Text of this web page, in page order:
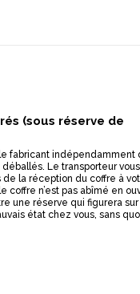
(sous réserve de
fabricant indépendamment
Le transporteur
la réception du coffre à
n’est pas abîmé en
une réserve qui figurera
état chez vous, sans